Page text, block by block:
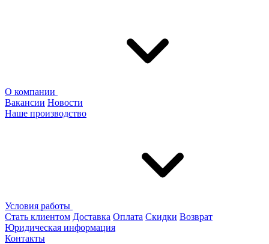
О компании
Вакансии Новости
Наше производство
Условия работы
Стать клиентом Доставка Оплата Скидки Возврат
Юридическая информация
Контакты